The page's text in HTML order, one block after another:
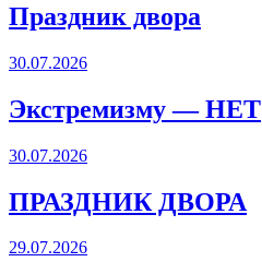
Праздник двора
30.07.2026
Экстремизму — НЕТ
30.07.2026
ПРАЗДНИК ДВОРА️
29.07.2026